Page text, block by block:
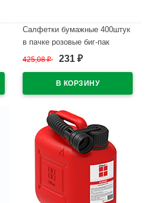
Салфетки бумажные 400штук
в пачке розовые биг-пак
В наличии
425,08₽ 231 ₽